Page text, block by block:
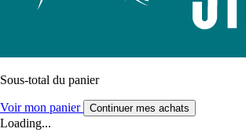
Sous-total du panier
Voir mon panier Continuer mes achats
Loading...